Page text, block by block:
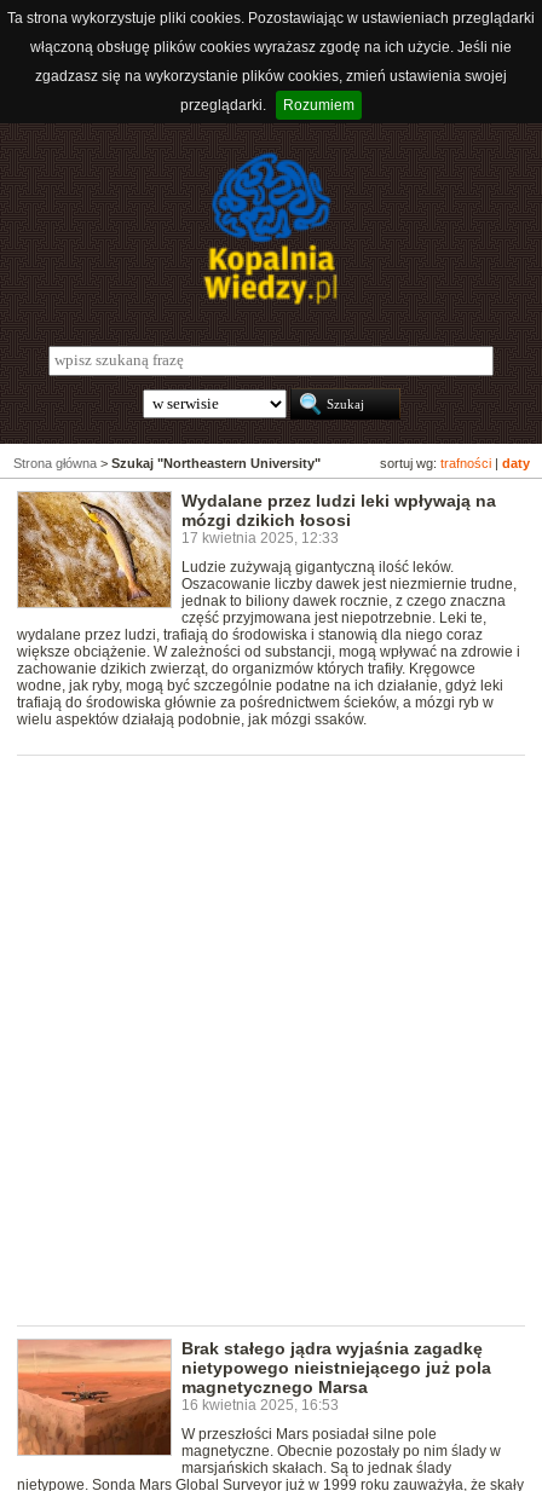
Ta strona wykorzystuje pliki cookies. Pozostawiając w ustawieniach przeglądarki
włączoną obsługę plików cookies wyrażasz zgodę na ich użycie. Jeśli nie
zgadzasz się na wykorzystanie plików cookies, zmień ustawienia swojej
przeglądarki.
Rozumiem
sortuj wg: trafności daty
Strona główna > Szukaj "Northeastern University"
Wydalane przez ludzi leki wpływają na
mózgi dzikich łososi
17 kwietnia 2025, 12:33
Ludzie zużywają gigantyczną ilość leków.
Oszacowanie liczby dawek jest niezmiernie trudne,
jednak to biliony dawek rocznie, z czego znaczna
część przyjmowana jest niepotrzebnie. Leki te,
wydalane przez ludzi, trafiają do środowiska i stanowią dla niego coraz
większe obciążenie. W zależności od substancji, mogą wpływać na zdrowie i
zachowanie dzikich zwierząt, do organizmów których trafiły. Kręgowce
wodne, jak ryby, mogą być szczególnie podatne na ich działanie, gdyż leki
trafiają do środowiska głównie za pośrednictwem ścieków, a mózgi ryb w
wielu aspektów działają podobnie, jak mózgi ssaków.
Brak stałego jądra wyjaśnia zagadkę
nietypowego nieistniejącego już pola
magnetycznego Marsa
16 kwietnia 2025, 16:53
W przeszłości Mars posiadał silne pole
magnetyczne. Obecnie pozostały po nim ślady w
marsjańskich skałach. Są to jednak ślady
nietypowe. Sonda Mars Global Surveyor już w 1999 roku zauważyła, że skały